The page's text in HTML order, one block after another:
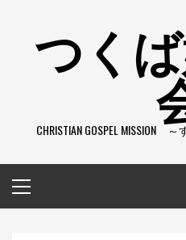
つく
CHRISTIAN GOSPEL
イ
ン